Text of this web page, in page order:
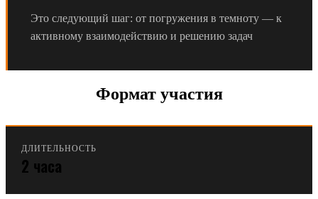
Это следующий шаг: от погружения в темноту — к
активному взаимодействию и решению задач
Формат участия
ДЛИТЕЛЬНОСТЬ
2 часа